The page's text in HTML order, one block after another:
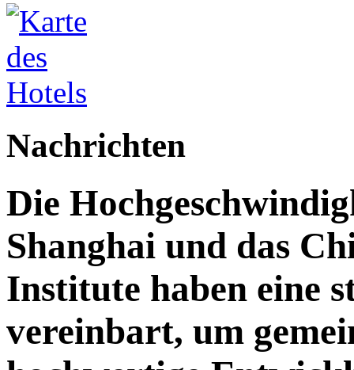
Nachrichten
Die
Shanghai und das
Institute haben eine
vereinbart, um